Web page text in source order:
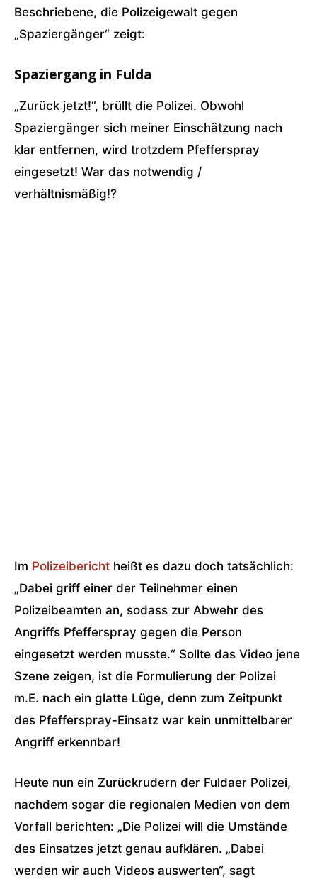
Beschriebene, die Polizeigewalt gegen
„Spaziergänger“ zeigt:
Spaziergang in Fulda
„Zurück jetzt!“, brüllt die Polizei. Obwohl
Spaziergänger sich meiner Einschätzung nach
klar entfernen, wird trotzdem Pfefferspray
eingesetzt! War das notwendig /
verhältnismäßig!?
Im Polizeibericht heißt es dazu doch tatsächlich:
„Dabei griff einer der Teilnehmer einen
Polizeibeamten an, sodass zur Abwehr des
Angriffs Pfefferspray gegen die Person
eingesetzt werden musste.“ Sollte das Video jene
Szene zeigen, ist die Formulierung der Polizei
m.E. nach ein glatte Lüge, denn zum Zeitpunkt
des Pfefferspray-Einsatz war kein unmittelbarer
Angriff erkennbar!
Heute nun ein Zurückrudern der Fuldaer Polizei,
nachdem sogar die regionalen Medien von dem
Vorfall berichten: „Die Polizei will die Umstände
des Einsatzes jetzt genau aufklären. „Dabei
werden wir auch Videos auswerten“, sagt